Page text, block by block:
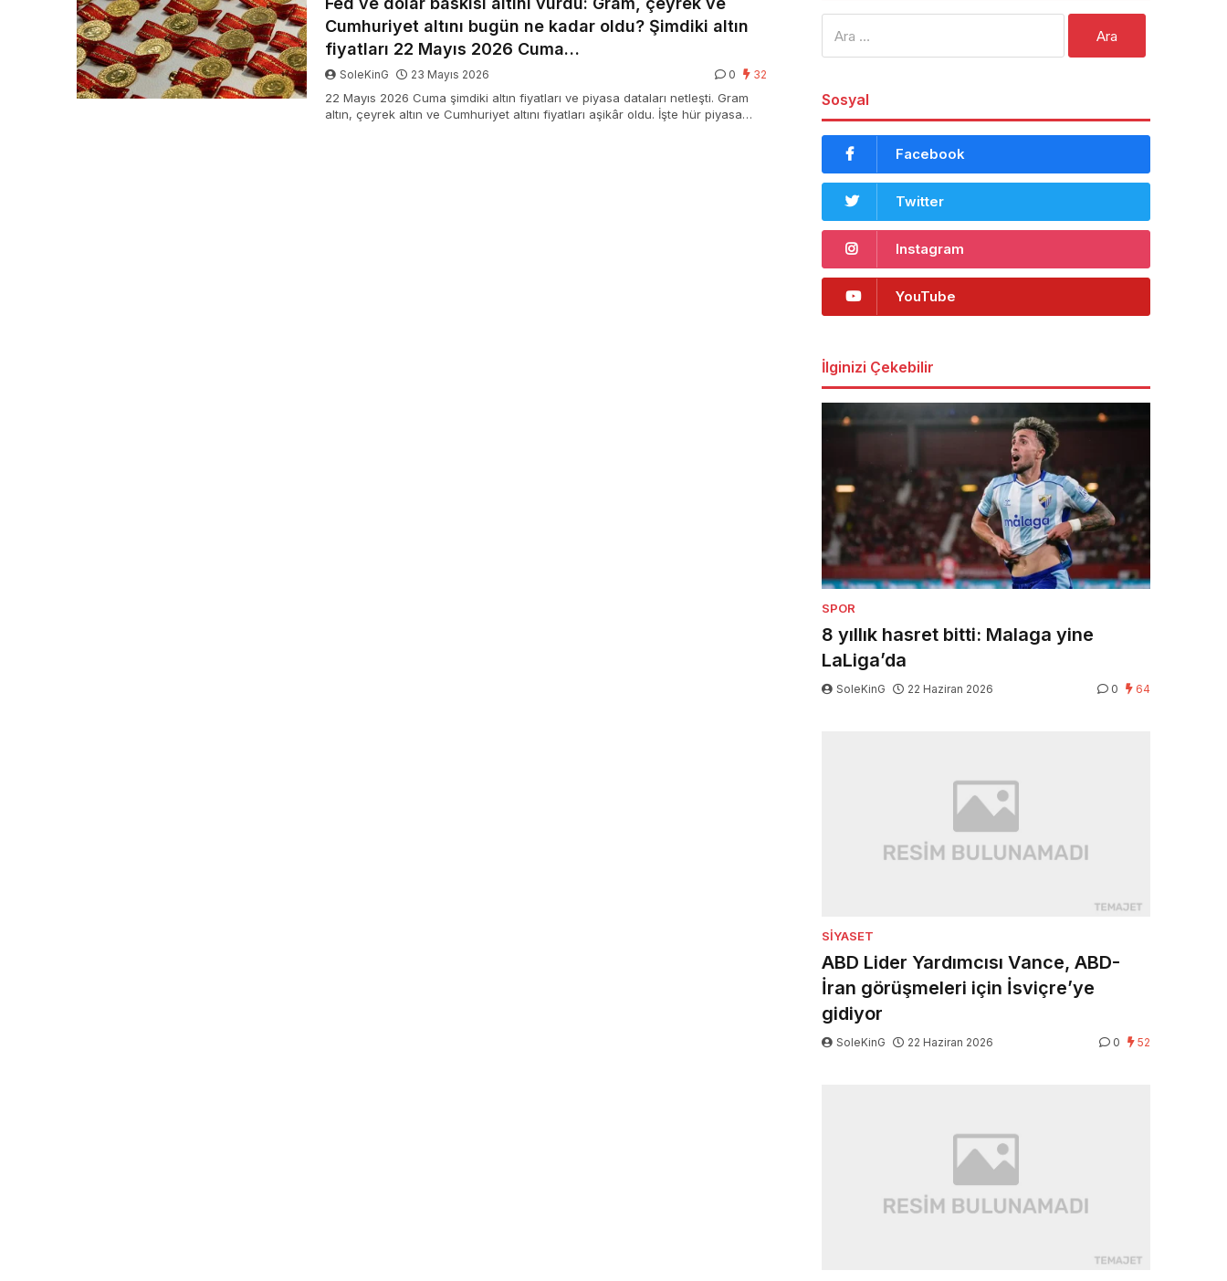
Cumhuriyet altını bugün ne kadar oldu? Şimdiki altın
fiyatları 22 Mayıs 2026 Cuma…
SoleKinG 23 Mayıs 2026 0 32
22 Mayıs 2026 Cuma şimdiki altın fiyatları ve piyasa dataları netleşti. Gram
altın, çeyrek altın ve Cumhuriyet altını fiyatları aşikâr oldu. İşte hür piyasa
Sosyal
Facebook
Twitter
Instagram
YouTube
İlginizi Çekebilir
SPOR
8 yıllık hasret bitti: Malaga yine
LaLiga’da
SoleKinG 22 Haziran 2026 0 64
SIYASET
ABD Lider Yardımcısı Vance, ABD-
İran görüşmeleri için İsviçre’ye
gidiyor
SoleKinG 22 Haziran 2026 0 52